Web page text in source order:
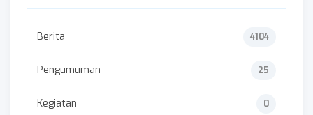
Berita 4104
Pengumuman 25
Kegiatan 0